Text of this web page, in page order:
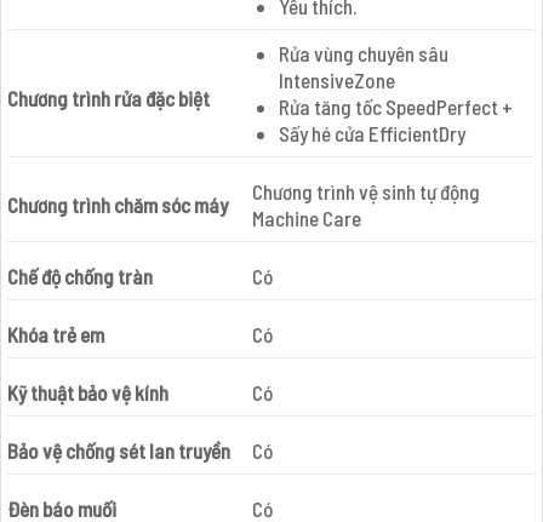
Yêu thích.
Chương trình rửa đặc biệt
Rửa vùng chuyên sâu
IntensiveZone
Rửa tăng tốc SpeedPerfect +
Sấy hé cửa EfficientDry
Chương trình chăm sóc máy
Chương trình vệ sinh tự động
Machine Care
Chế độ chống tràn Có
Khóa trẻ em Có
Kỹ thuật bảo vệ kính Có
Bảo vệ chống sét lan truyền Có
Đèn báo muối Có